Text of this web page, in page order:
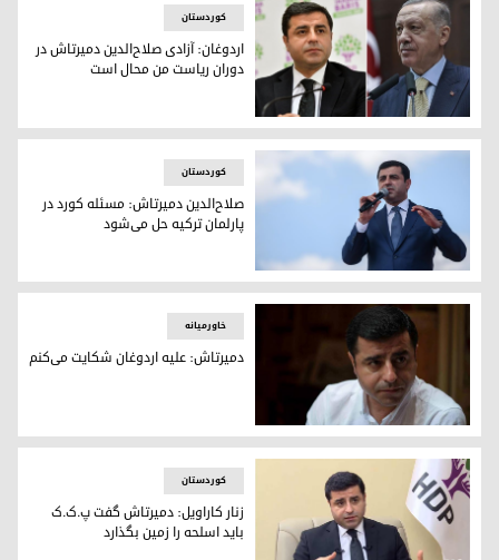
رجب طیب اردوغان، رئیس جمهور ترکیه - صلاح‌الدین دمیرتاش،
کوردستان
اردوغان: آزادی صلاح‌الدین دمیرتاش در
دوران ریاست من محال است
صلاح الدین دمیرتاش، عضو سابق رهبری مشترک حزب
کوردستان
صلاح‌الدین دمیرتاش: مسئله کورد در
پارلمان ترکیه حل می‌شود
صلاح‌الدین دمیرتاش، عضو سابق رهبری مشترک حزب
خاورمیانه
دمیرتاش: علیه اردوغان شکایت می‌کنم
کوردستان
زنار کاراویل: دمیرتاش گفت پ.ک.ک
باید اسلحه را زمین بگذارد